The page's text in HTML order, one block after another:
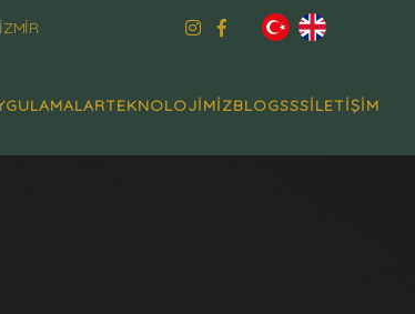
TEKNOLOJİMİZBLOGSSSİLETİŞİM